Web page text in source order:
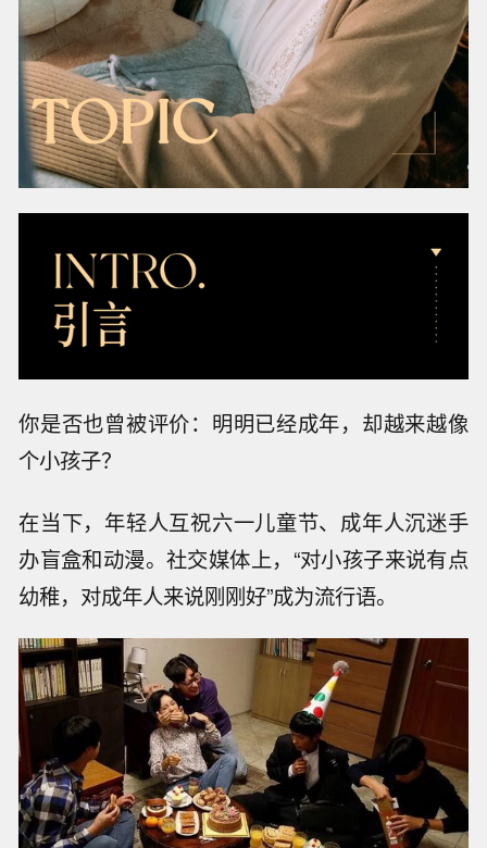
你是否也曾被评价：明明已经成年，却越来越像
个小孩子？
在当下，年轻人互祝六一儿童节、成年人沉迷手
办盲盒和动漫。社交媒体上，“对小孩子来说有点
幼稚，对成年人来说刚刚好”成为流行语。